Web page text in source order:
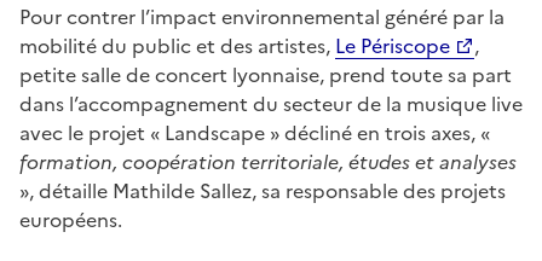
Pour contrer l’impact environnemental généré par la
mobilité du public et des artistes, Le Périscope
,
petite salle de concert lyonnaise, prend toute sa part
dans l’accompagnement du secteur de la musique live
avec le projet « Landscape » décliné en trois axes, «
formation, coopération territoriale, études et analyses
», détaille Mathilde Sallez, sa responsable des projets
européens.